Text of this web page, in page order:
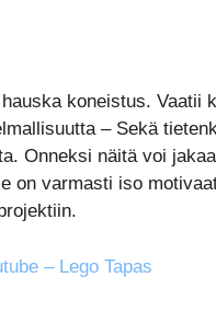
koneistus. Vaatii
– Sekä
Onneksi näitä voi
on varmasti iso
– Lego Tapas